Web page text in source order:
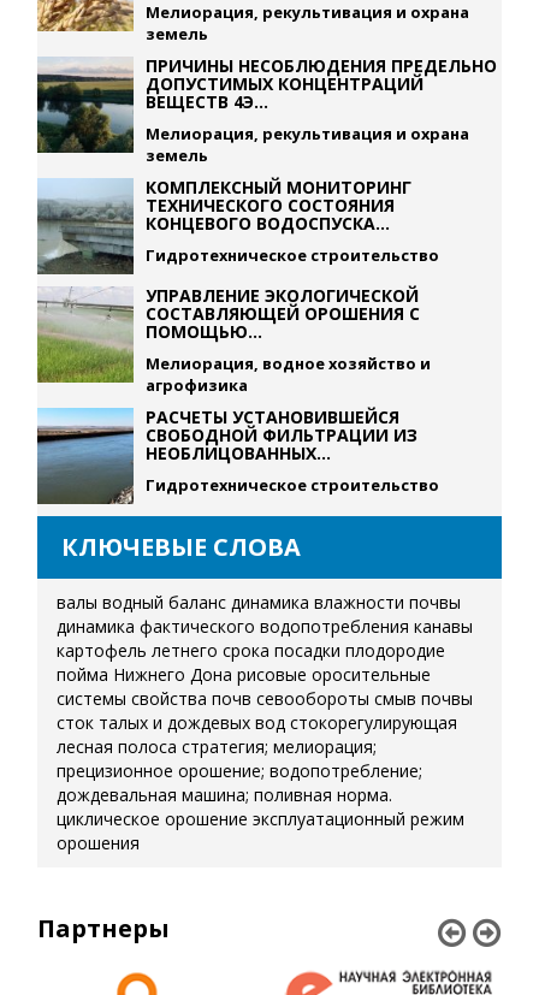
Мелиорация, рекультивация и охрана
земель
ПРИЧИНЫ НЕСОБЛЮДЕНИЯ ПРЕДЕЛЬНО
ДОПУСТИМЫХ КОНЦЕНТРАЦИЙ
ВЕЩЕСТВ 4Э...
Мелиорация, рекультивация и охрана
земель
КОМПЛЕКСНЫЙ МОНИТОРИНГ
ТЕХНИЧЕСКОГО СОСТОЯНИЯ
КОНЦЕВОГО ВОДОСПУСКА...
Гидротехническое строительство
УПРАВЛЕНИЕ ЭКОЛОГИЧЕСКОЙ
СОСТАВЛЯЮЩЕЙ ОРОШЕНИЯ С
ПОМОЩЬЮ...
Мелиорация, водное хозяйство и
агрофизика
РАСЧЕТЫ УСТАНОВИВШЕЙСЯ
СВОБОДНОЙ ФИЛЬТРАЦИИ ИЗ
НЕОБЛИЦОВАННЫХ...
Гидротехническое строительство
КЛЮЧЕВЫЕ СЛОВА
валы водный баланс динамика влажности почвы
динамика фактического водопотребления канавы
картофель летнего срока посадки плодородие
пойма Нижнего Дона рисовые оросительные
системы свойства почв севообороты смыв почвы
сток талых и дождевых вод стокорегулирующая
лесная полоса стратегия; мелиорация;
прецизионное орошение; водопотребление;
дождевальная машина; поливная норма.
циклическое орошение эксплуатационный режим
орошения
Партнеры